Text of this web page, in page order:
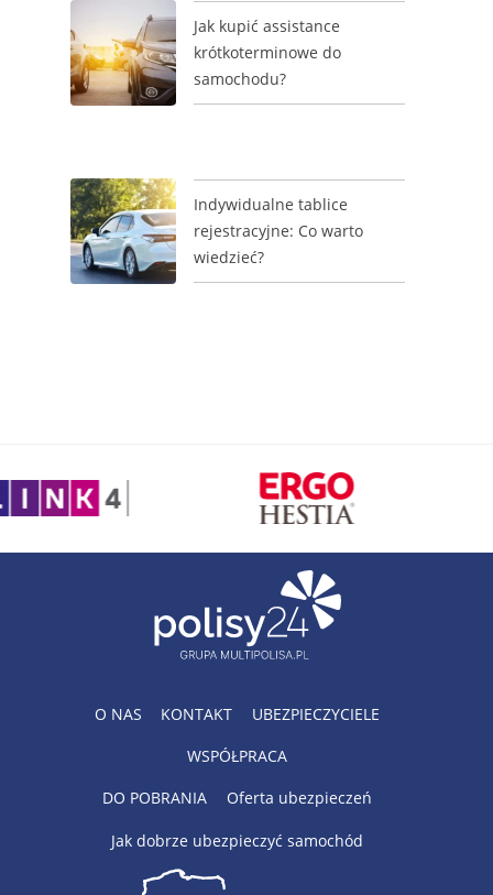
Jak kupić assistance
krótkoterminowe do
samochodu?
Indywidualne tablice
rejestracyjne: Co warto
wiedzieć?
O NAS KONTAKT UBEZPIECZYCIELE
WSPÓŁPRACA
DO POBRANIA Oferta ubezpieczeń
Jak dobrze ubezpieczyć samochód